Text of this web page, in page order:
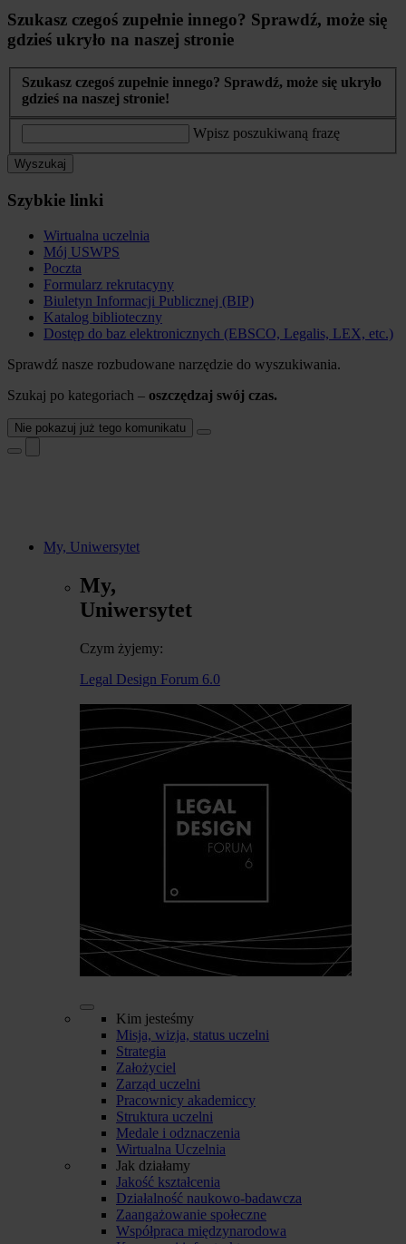
Szukasz czegoś zupełnie innego? Sprawdź, może się
gdzieś ukryło na naszej stronie
Szukasz czegoś zupełnie innego? Sprawdź, może się ukryło
gdzieś na naszej stronie!
Wpisz poszukiwaną frazę
Wyszukaj
Szybkie linki
Wirtualna uczelnia
Mój USWPS
Poczta
Formularz rekrutacyny
Biuletyn Informacji Publicznej (BIP)
Katalog biblioteczny
Dostęp do baz elektronicznych (EBSCO, Legalis, LEX, etc.)
Sprawdź nasze rozbudowane narzędzie do wyszukiwania.
Szukaj po kategoriach – oszczędzaj swój czas.
Nie pokazuj już tego komunikatu
My, Uniwersytet
My,
Uniwersytet
Czym żyjemy:
Legal Design Forum 6.0
Kim jesteśmy
Misja, wizja, status uczelni
Strategia
Założyciel
Zarząd uczelni
Pracownicy akademiccy
Struktura uczelni
Medale i odznaczenia
Wirtualna Uczelnia
Jak działamy
Jakość kształcenia
Działalność naukowo-badawcza
Zaangażowanie społeczne
Współpraca międzynarodowa